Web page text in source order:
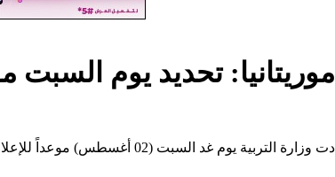
موريتانيا: تحديد يوم السبت